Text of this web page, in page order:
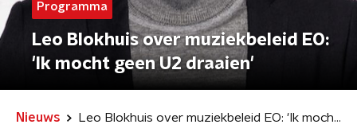
Programma
Leo Blokhuis over muziekbeleid EO:
'Ik mocht geen U2 draaien'
Nieuws Leo Blokhuis over muziekbeleid EO: 'Ik mocht geen U2 draaien'